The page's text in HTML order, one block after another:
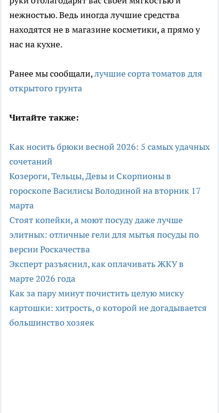
нежностью. Ведь иногда лучшие средства
находятся не в магазине косметики, а прямо у
нас на кухне.
Ранее мы сообщали,лучшие сорта томатов для
открытого грунта
Читайте также:
Как носить брюки весной 2026: 5 самых удачных
сочетаний
Козероги, Тельцы, Девы и Скорпионы в
гороскопе Василисы Володиной на вторник 17
марта
Стоят копейки, а моют посуду даже лучше
элитных: отличные гели для мытья посуды по
версии Роскачества
Эксперт разъяснил, как оплачивать ЖКУ в
марте 2026 года
Как за пару минут почистить целую миску
картошки: хитрость, о которой не догадывается
большинство хозяек